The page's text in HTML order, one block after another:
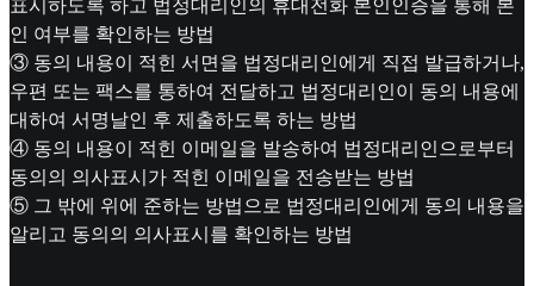
표시하도록 하고 법정대리인의 휴대전화 본인인증을 통해 본
인 여부를 확인하는 방법
③ 동의 내용이 적힌 서면을 법정대리인에게 직접 발급하거나,
우편 또는 팩스를 통하여 전달하고 법정대리인이 동의 내용에
대하여 서명날인 후 제출하도록 하는 방법
④ 동의 내용이 적힌 이메일을 발송하여 법정대리인으로부터
동의의 의사표시가 적힌 이메일을 전송받는 방법
⑤ 그 밖에 위에 준하는 방법으로 법정대리인에게 동의 내용을
알리고 동의의 의사표시를 확인하는 방법